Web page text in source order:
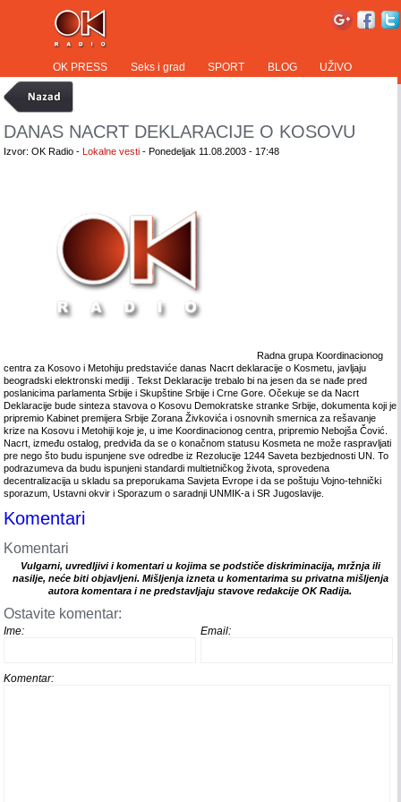
OK PRESS Seks i grad SPORT BLOG UŽIVO
DANAS NACRT DEKLARACIJE O KOSOVU
Izvor: OK Radio - Lokalne vesti - Ponedeljak 11.08.2003 - 17:48
Radna grupa Koordinacionog
centra za Kosovo i Metohiju predstaviće danas Nacrt deklaracije o Kosmetu, javljaju
beogradski elektronski mediji . Tekst Deklaracije trebalo bi na jesen da se nađe pred
poslanicima parlamenta Srbije i Skupštine Srbije i Crne Gore. Očekuje se da Nacrt
Deklaracije bude sinteza stavova o Kosovu Demokratske stranke Srbije, dokumenta koji je
pripremio Kabinet premijera Srbije Zorana Živkovića i osnovnih smernica za rešavanje
krize na Kosovu i Metohiji koje je, u ime Koordinacionog centra, pripremio Nebojša Čović.
Nacrt, između ostalog, predviđa da se o konačnom statusu Kosmeta ne može raspravljati
pre nego što budu ispunjene sve odredbe iz Rezolucije 1244 Saveta bezbjednosti UN. To
podrazumeva da budu ispunjeni standardi multietničkog života, sprovedena
decentralizacija u skladu sa preporukama Savjeta Evrope i da se poštuju Vojno-tehnički
sporazum, Ustavni okvir i Sporazum o saradnji UNMIK-a i SR Jugoslavije.
Komentari
Komentari
Vulgarni, uvredljivi i komentari u kojima se podstiče diskriminacija, mržnja ili
nasilje, neće biti objavljeni. Mišljenja izneta u komentarima su privatna mišljenja
autora komentara i ne predstavljaju stavove redakcije OK Radija.
Ostavite komentar:
Ime: Email:
Komentar: